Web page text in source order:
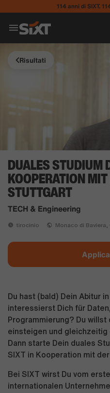
114 anni di SIXT.
Risultati
DUALES STUDIUM
KOOPERATION
STUTTGART
TECH & Engineering
tirocinio Monaco di Baviera,
Du hast (bald) Dein Abitur
interessierst Dich für
Programmierung? Du
einsteigen und gleichzeitig
Dann starte Dein duales
SIXT in Kooperation mit
Bei SIXT wirst Du vom
internationalen